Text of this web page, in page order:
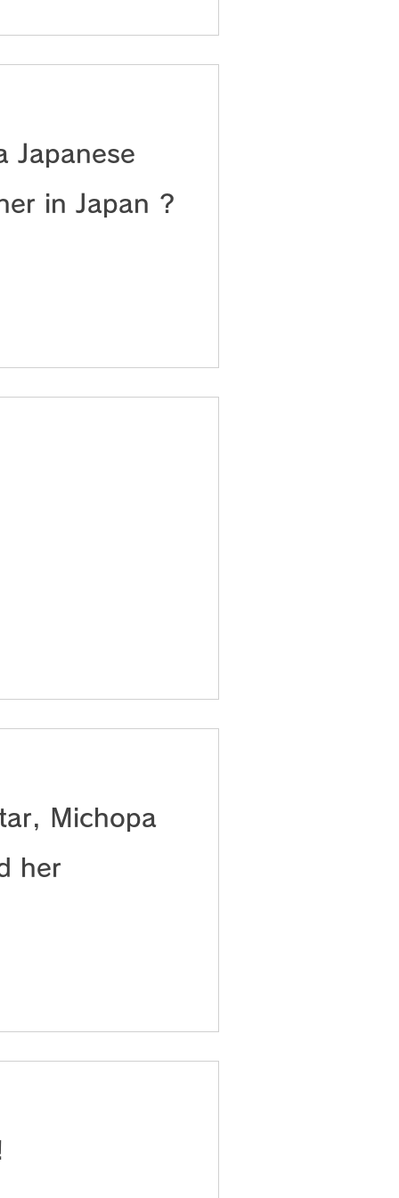
Japanese
in Japan ?
Michopa
her